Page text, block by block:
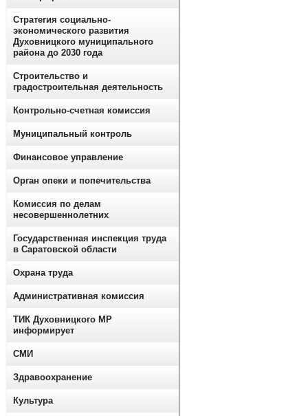
Стратегия социально-
экономического развития
Духовницкого муниципального
района до 2030 года
Строительство и
градостроительная деятельность
Контрольно-счетная комиссия
Муниципальный контроль
Финансовое управление
Орган опеки и попечительства
Комиссия по делам
несовершеннолетних
Государственная инспекция труда
в Саратовской области
Охрана труда
Административная комиссия
ТИК Духовницкого МР
информирует
СМИ
Здравоохранение
Культура